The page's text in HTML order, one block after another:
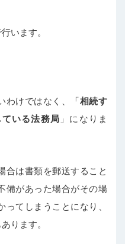
います。
わけではなく、「相続す
いる法務局 」になりま
合は書類を郵送すること
備があった場合がその場
てしまうことになり、
ります。